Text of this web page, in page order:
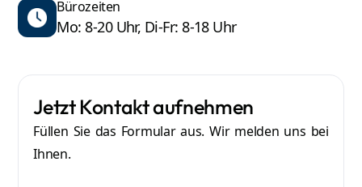
Bürozeiten
Mo: 8-20 Uhr, Di-Fr: 8-18 Uhr
Jetzt Kontakt aufnehmen
Füllen Sie das Formular aus. Wir melden uns bei
Ihnen.